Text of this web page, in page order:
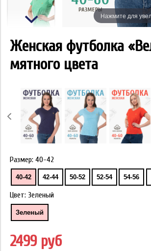
Нажмите для
Женская футболка
мятного цвета
Размер: 40-42
40-42 42-44 50-52 52-54 54-56
Цвет: Зеленый
Зеленый
2499 руб